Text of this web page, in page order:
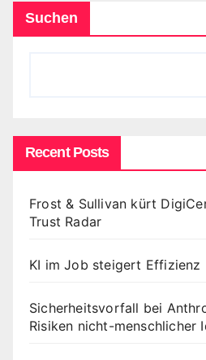
Suchen
Recent Posts
Frost & Sullivan kürt
Trust Radar
KI im Job steigert Effizienz
Sicherheitsvorfall bei
Risiken nicht-menschlicher